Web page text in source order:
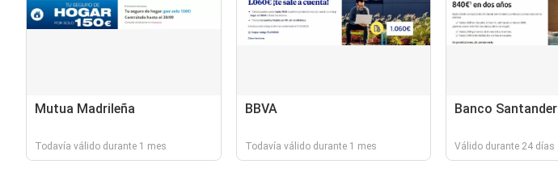
Mutua Madrileña
Todavía válido durante 1 mes
BBVA
Todavía válido durante 1 mes
Banco Santander
Válido durante 24 días